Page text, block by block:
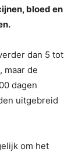
bloed en
dan 5 tot
maar de
dagen
uitgebreid
om het